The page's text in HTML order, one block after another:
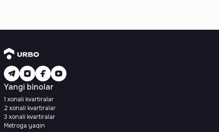
Yangi binolar
1 xonali kvartiralar
2 xonali kvartiralar
3 xonali kvartiralar
Metroga yaqin